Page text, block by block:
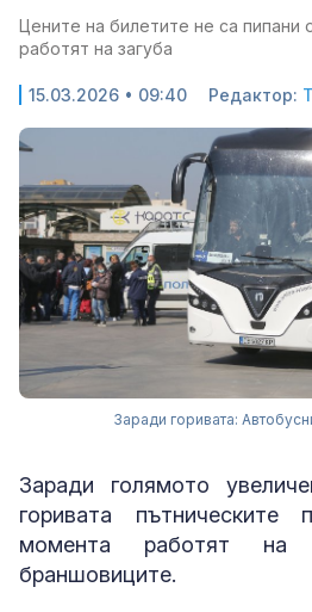
Цените на билетите не са пипани
работят на загуба
15.03.2026 • 09:40 Редактор:
Заради горивата:
Заради голямото
горивата
момента работят на
браншовиците.